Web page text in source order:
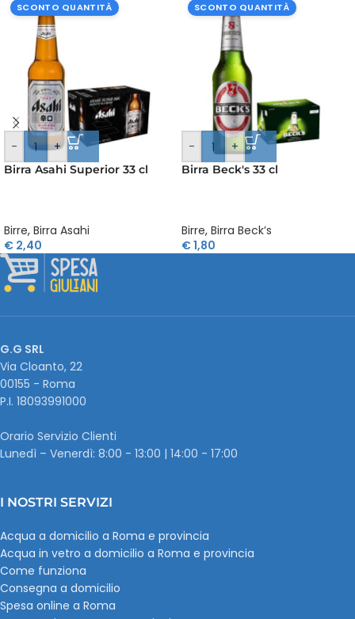
SCONTO QUANTITÀ
- +
Birra Asahi Superior 33 cl
Birre, Birra Asahi
€ 2,40
SCONTO QUANTITÀ
- +
Birra Beck's 33 cl
Birre, Birra Beck’s
€1,80
G.G SRL
Via Cloanto, 22
00155 - Roma
P.I. ‭18093991000
Orario Servizio Clienti
Lunedì – Venerdì: 8:00 - 13:00 | 14:00 - 17:00
I NOSTRI SERVIZI
Acqua a domicilio a Roma e provincia
Acqua in vetro a domicilio a Roma e provincia
Come funziona
Consegna a domicilio
Spesa online a Roma